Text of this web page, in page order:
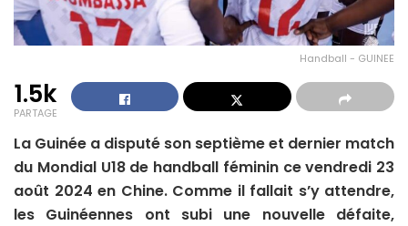
Handball - GUINEE
1.5k
PARTAGE
La Guinée a disputé son septième et dernier match
du Mondial U18 de handball féminin ce vendredi 23
août 2024 en Chine. Comme il fallait s’y attendre,
les Guinéennes ont subi une nouvelle défaite,